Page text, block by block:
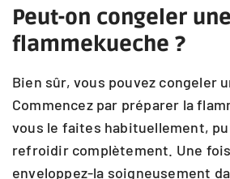
Peut-on congeler une
flammekueche ?
Bien sûr, vous pouvez congeler
Commencez par préparer la
vous le faites habituellement,
refroidir complètement. Une
enveloppez-la soigneusement